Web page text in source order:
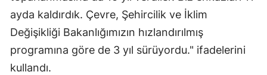
ayda kaldırdık. Çevre, Şehircilik ve İklim
Değişikliği Bakanlığımızın hızlandırılmış
programına göre de 3 yıl sürüyordu." ifadelerini
kullandı.